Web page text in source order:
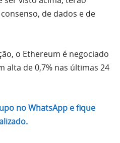
de dados e de
o Ethereum é negociado
alta de 0,7% nas últimas 24
no WhatsApp e fique